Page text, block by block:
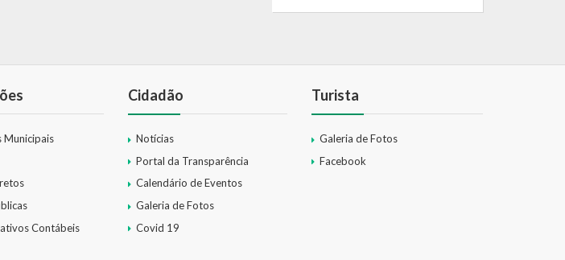
Municipais
Contábeis
Cidadão
Notícias
Portal da Transparência
Calendário de Eventos
Galeria de Fotos
Covid 19
Turista
Galeria de Fotos
Facebook